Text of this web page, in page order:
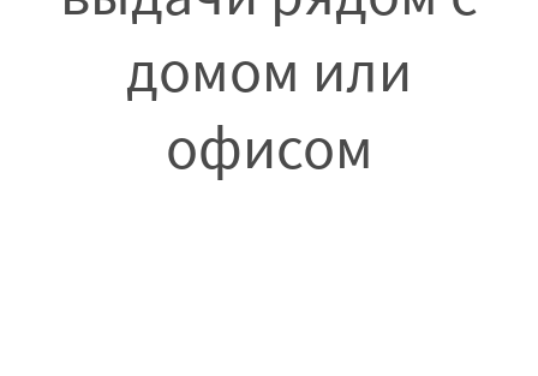
домом или
офисом